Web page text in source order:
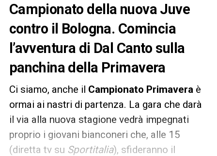
Campionato della nuova Juve
contro il Bologna. Comincia
l’avventura di Dal Canto sulla
panchina della Primavera
Ci siamo, anche il Campionato Primavera è
ormai ai nastri di partenza. La gara che darà
il via alla nuova stagione vedrà impegnati
proprio i giovani bianconeri che, alle 15
(diretta tv su Sportitalia), sfideranno il